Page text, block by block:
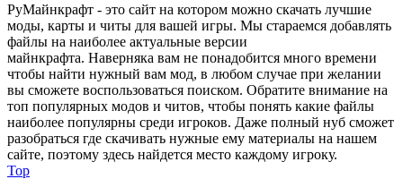
РуМайнкрафт - это сайт на котором можно скачать лучшие
моды, карты и читы для вашей игры. Мы стараемся добавлять
файлы на наиболее актуальные версии
майнкрафта. Наверняка вам не понадобится много времени
чтобы найти нужный вам мод, в любом случае при желании
вы сможете воспользоваться поиском. Обратите внимание на
топ популярных модов и читов, чтобы понять какие файлы
наиболее популярны среди игроков. Даже полный нуб сможет
разобраться где скачивать нужные ему материалы на нашем
сайте, поэтому здесь найдется место каждому игроку.
Top